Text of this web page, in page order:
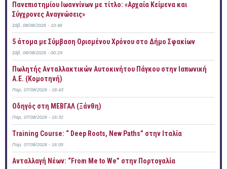
Πανεπιστημίου Ιωαννίνων με τίτλο: «Αρχαία Κείμενα και
Σύγχρονες Αναγνώσεις»
Σάβ, 08/08/2026 - 10:46
5 άτομα με Σύμβαση Ορισμένου Χρόνου στο Δήμο Σφακίων
Σάβ, 08/08/2026 - 00:29
Πωλητής Ανταλλακτικών Αυτοκινήτου Πάγκου στην Ιαπωνική
Α.Ε. (Κομοτηνή)
Παρ, 07/08/2026 - 18:43
Οδηγός στη ΜΕΒΓΑΛ (Ξάνθη)
Παρ, 07/08/2026 - 16:32
Training Course: “ Deep Roots, New Paths” στην Ιταλία
Παρ, 07/08/2026 - 16:05
Ανταλλαγή Νέων: “From Me to We” στην Πορτογαλία